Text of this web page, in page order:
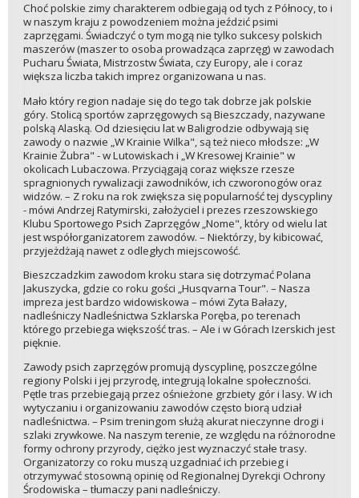
Choć polskie zimy charakterem odbiegają od tych z Północy, to i
w naszym kraju z powodzeniem można jeździć psimi
zaprzęgami. Świadczyć o tym mogą nie tylko sukcesy polskich
maszerów (maszer to osoba prowadząca zaprzęg) w zawodach
Pucharu Świata, Mistrzostw Świata, czy Europy, ale i coraz
większa liczba takich imprez organizowana u nas.
Mało który region nadaje się do tego tak dobrze jak polskie
góry. Stolicą sportów zaprzęgowych są Bieszczady, nazywane
polską Alaską. Od dziesięciu lat w Baligrodzie odbywają się
zawody o nazwie „W Krainie Wilka", są też nieco młodsze: „W
Krainie Żubra" - w Lutowiskach i „W Kresowej Krainie" w
okolicach Lubaczowa. Przyciągają coraz większe rzesze
spragnionych rywalizacji zawodników, ich czworonogów oraz
widzów. – Z roku na rok zwiększa się popularność tej dyscypliny
- mówi Andrzej Ratymirski, założyciel i prezes rzeszowskiego
Klubu Sportowego Psich Zaprzęgów „Nome", który od wielu lat
jest współorganizatorem zawodów. – Niektórzy, by kibicować,
przyjeżdżają nawet z odległych miejscowość.
Bieszczadzkim zawodom kroku stara się dotrzymać Polana
Jakuszycka, gdzie co roku gości „Husqvarna Tour". – Nasza
impreza jest bardzo widowiskowa – mówi Zyta Bałazy,
nadleśniczy Nadleśnictwa Szklarska Poręba, po terenach
którego przebiega większość tras. – Ale i w Górach Izerskich jest
pięknie.
Zawody psich zaprzęgów promują dyscyplinę, poszczególne
regiony Polski i jej przyrodę, integrują lokalne społeczności.
Pętle tras przebiegają przez ośnieżone grzbiety gór i lasy. W ich
wytyczaniu i organizowaniu zawodów często biorą udział
nadleśnictwa. – Psim treningom służą akurat nieczynne drogi i
szlaki zrywkowe. Na naszym terenie, ze względu na różnorodne
formy ochrony przyrody, ciężko jest wyznaczyć stałe trasy.
Organizatorzy co roku muszą uzgadniać ich przebieg i
otrzymywać stosowną opinię od Regionalnej Dyrekcji Ochrony
Środowiska – tłumaczy pani nadleśniczy.